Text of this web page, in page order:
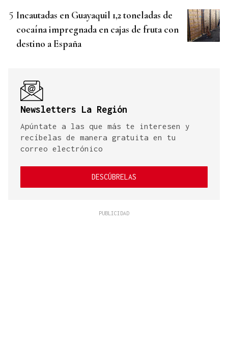
Incautadas en Guayaquil 1,2 toneladas de
cocaína impregnada en cajas de fruta con
destino a España
Newsletters La Región
Apúntate a las que más te interesen y
recíbelas de manera gratuita en tu
correo electrónico
DESCÚBRELAS